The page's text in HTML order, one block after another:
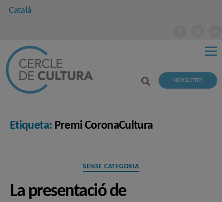
Català
NEWSLETTER
Etiqueta: Premi CoronaCultura
Categories
SENSE CATEGORIA
La presentació de